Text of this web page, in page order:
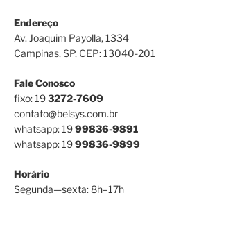
Endereço
Av. Joaquim Payolla, 1334
Campinas, SP, CEP: 13040-201
Fale Conosco
fixo: 193272-7609
contato@belsys.com.br
whatsapp: 1999836-9891
whatsapp: 1999836-9899
Horário
Segunda—sexta: 8h–17h